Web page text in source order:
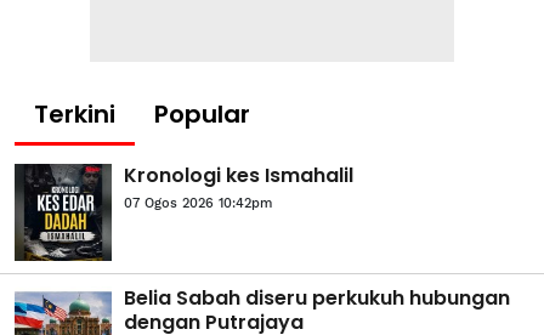
Terkini Popular
Kronologi kes Ismahalil
07 Ogos 2026 10:42pm
Belia Sabah diseru perkukuh hubungan
dengan Putrajaya